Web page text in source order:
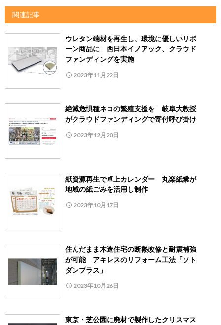
関連記事
ウレタン端材を再生し、環境に優しいリボ
ーン商品に 西日本イノアック、クラウド
ファンディングを実施
2023年11月22日
絶滅危惧種ネコの繁殖支援を 岐阜大教授
がクラウドファンディングで寄付呼び掛け
2023年12月20日
紙資源再生で卓上カレンダー 丸楽紙業が
地域の紙ごみを活用し制作
2023年10月17日
住んだまま木造住宅の断熱改修と耐震補強
が可能 アキレスのリフォーム工法「ソト
ダンプラス」
2023年10月26日
東京・芝公園に廃材で製作したクリスマス